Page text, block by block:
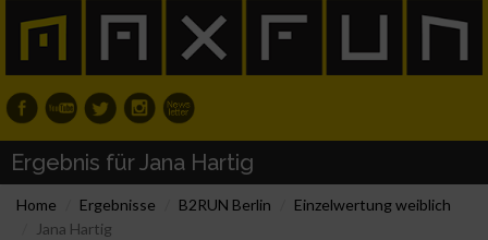
Ergebnis für Jana Hartig
Home Ergebnisse B2RUN Berlin
Einzelwertung weiblich
Jana Hartig